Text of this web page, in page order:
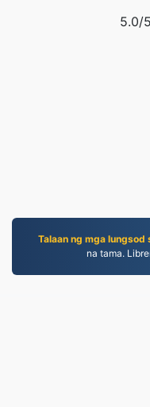
5.0/
Talaan ng mga lungsod
na tama.